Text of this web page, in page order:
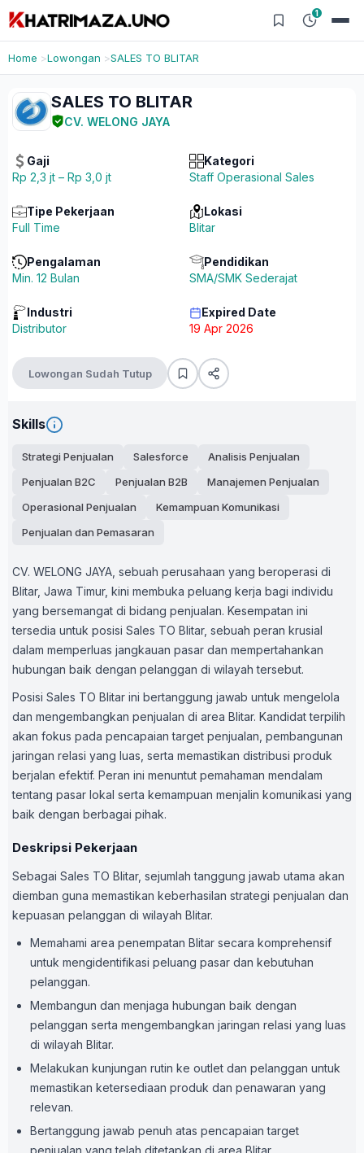
1
Home Lowongan SALES TO BLITAR
SALES TO BLITAR
CV. WELONG JAYA
Gaji
Rp 2,3 jt – Rp 3,0 jt
Kategori
Staff Operasional Sales
Tipe Pekerjaan
Full Time
Lokasi
Blitar
Pengalaman
Min. 12 Bulan
Pendidikan
SMA/SMK Sederajat
Industri
Distributor
Expired Date
19 Apr 2026
Lowongan Sudah Tutup
Skills
Strategi Penjualan Salesforce
Analisis Penjualan
Penjualan B2C
Penjualan B2B
Manajemen Penjualan
Operasional Penjualan
Kemampuan Komunikasi
Penjualan dan Pemasaran
CV. WELONG JAYA, sebuah perusahaan yang beroperasi di
Blitar, Jawa Timur, kini membuka peluang kerja bagi individu
yang bersemangat di bidang penjualan. Kesempatan ini
tersedia untuk posisi Sales TO Blitar, sebuah peran krusial
dalam memperluas jangkauan pasar dan mempertahankan
hubungan baik dengan pelanggan di wilayah tersebut.
Posisi Sales TO Blitar ini bertanggung jawab untuk mengelola
dan mengembangkan penjualan di area Blitar. Kandidat terpilih
akan fokus pada pencapaian target penjualan, pembangunan
jaringan relasi yang luas, serta memastikan distribusi produk
berjalan efektif. Peran ini menuntut pemahaman mendalam
tentang pasar lokal serta kemampuan menjalin komunikasi yang
baik dengan berbagai pihak.
Deskripsi Pekerjaan
Sebagai Sales TO Blitar, sejumlah tanggung jawab utama akan
diemban guna memastikan keberhasilan strategi penjualan dan
kepuasan pelanggan di wilayah Blitar.
Memahami area penempatan Blitar secara komprehensif
untuk mengidentifikasi peluang pasar dan kebutuhan
pelanggan.
Membangun dan menjaga hubungan baik dengan
pelanggan serta mengembangkan jaringan relasi yang luas
di wilayah Blitar.
Melakukan kunjungan rutin ke outlet dan pelanggan untuk
memastikan ketersediaan produk dan penawaran yang
relevan.
Bertanggung jawab penuh atas pencapaian target
penjualan yang telah ditetapkan di area Blitar.